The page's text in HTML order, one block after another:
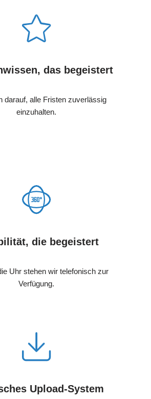
das begeistert
darauf, alle Fristen zuverlässig
einzuhalten.
die begeistert
Uhr stehen wir telefonisch zur
Verfügung.
Upload-System